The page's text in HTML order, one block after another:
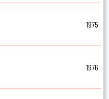
1975
1976